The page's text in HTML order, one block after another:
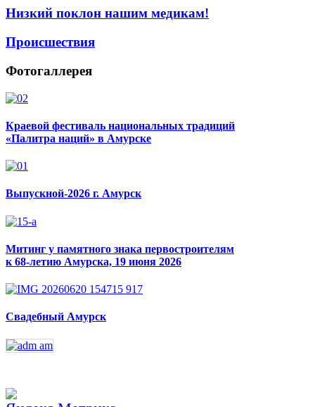
Низкий поклон нашим медикам!
Происшествия
Фотогаллерея
Краевой фестиваль национальных традиций
«Палитра наций» в Амурске
Выпускной-2026 г. Амурск
Митинг у памятного знака первостроителям
к 68-летию Амурска, 19 июня 2026
Свадебный Амурск